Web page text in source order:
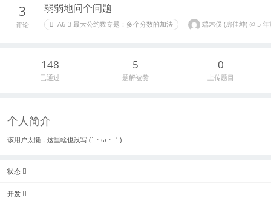
3
评论
弱弱地问个问题
A6-3 最大公约数专题：多个分数的加法 端木俁 (房佳坤) @ 5 年
148
已通过
5
题解被赞
0
上传题目
个人简介
该用户太懒，这里啥也没写 (´・ω・｀)
状态
开发